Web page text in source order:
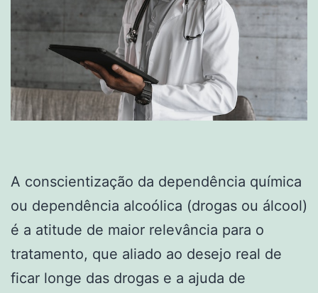
A conscientização da dependência química
ou dependência alcoólica (drogas ou álcool)
é a atitude de maior relevância para o
tratamento, que aliado ao desejo real de
ficar longe das drogas e a ajuda de